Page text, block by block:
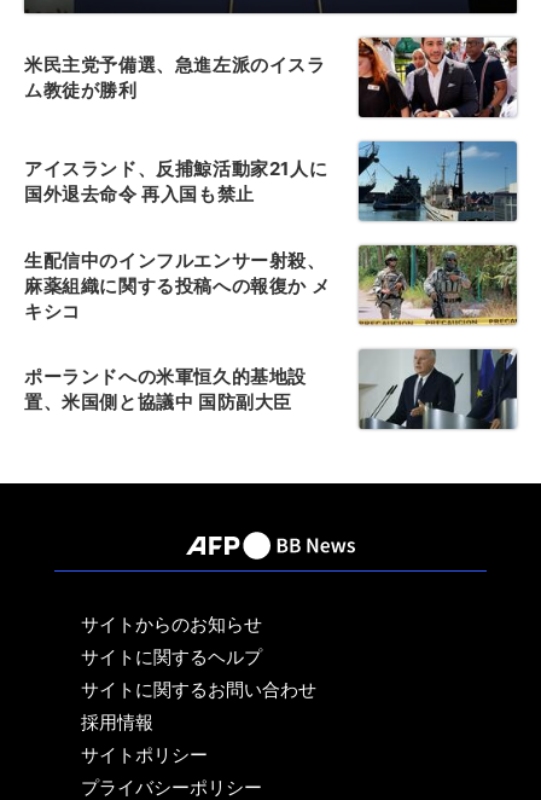
米民主党予備選、急進左派のイスラ
ム教徒が勝利
アイスランド、反捕鯨活動家21人に
国外退去命令 再入国も禁止
生配信中のインフルエンサー射殺、
麻薬組織に関する投稿への報復か メ
キシコ
ポーランドへの米軍恒久的基地設
置、米国側と協議中 国防副大臣
サイトからのお知らせ
サイトに関するヘルプ
サイトに関するお問い合わせ
採用情報
サイトポリシー
プライバシーポリシー